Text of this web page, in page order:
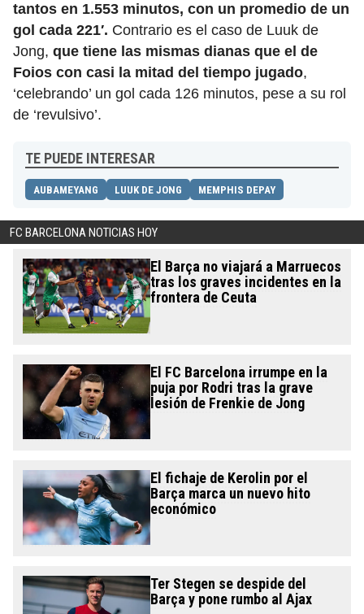
tantos en 1.553 minutos, con un promedio de un
gol cada 221′. Contrario es el caso de Luuk de
Jong, que tiene las mismas dianas que el de
Foios con casi la mitad del tiempo jugado,
‘celebrando’ un gol cada 126 minutos, pese a su rol
de ‘revulsivo’.
TE PUEDE INTERESAR
AUBAMEYANG LUUK DE JONG MEMPHIS DEPAY
FC BARCELONA NOTICIAS HOY
El Barça no viajará a Marruecos
tras los graves incidentes en la
frontera de Ceuta
El FC Barcelona irrumpe en la
puja por Rodri tras la grave
lesión de Frenkie de Jong
El fichaje de Kerolin por el
Barça marca un nuevo hito
económico
Ter Stegen se despide del
Barça y pone rumbo al Ajax